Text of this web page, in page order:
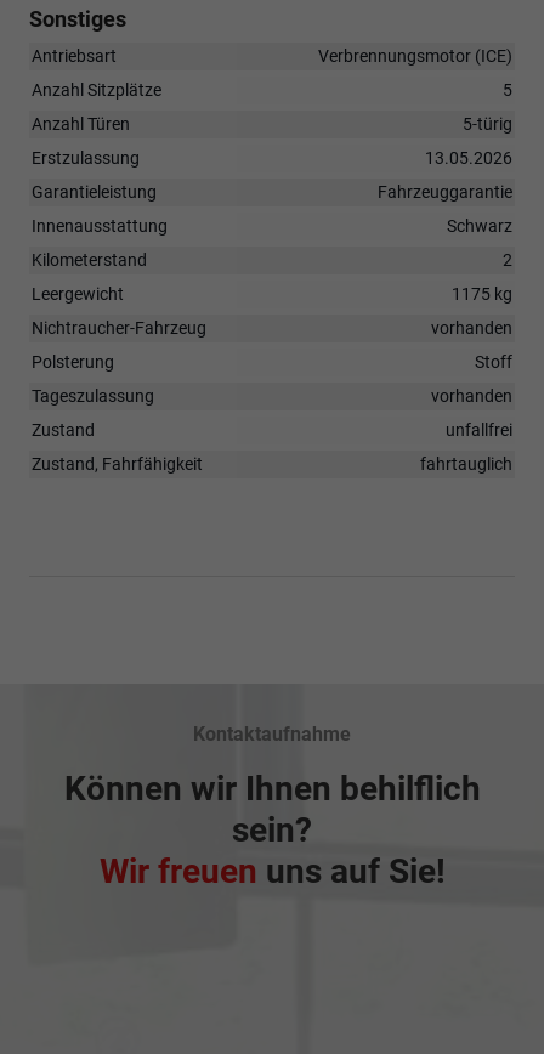
Sonstiges
Antriebsart
Verbrennungsmotor (ICE)
Anzahl Sitzplätze
5
Anzahl Türen
5-türig
Erstzulassung
13.05.2026
Garantieleistung
Fahrzeuggarantie
Innenausstattung
Schwarz
Kilometerstand
2
Leergewicht
1175 kg
Nichtraucher-Fahrzeug
vorhanden
Polsterung
Stoff
Tageszulassung
vorhanden
Zustand
unfallfrei
Zustand, Fahrfähigkeit
fahrtauglich
Kontaktaufnahme
Können wir Ihnen behilflich
sein?
Wir freuen uns auf Sie!